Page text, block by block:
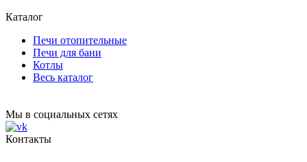
Каталог
Печи отопительные
Печи для бани
Котлы
Весь каталог
Мы в социальных сетях
Контакты